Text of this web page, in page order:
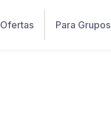
Ofertas Para Grupos